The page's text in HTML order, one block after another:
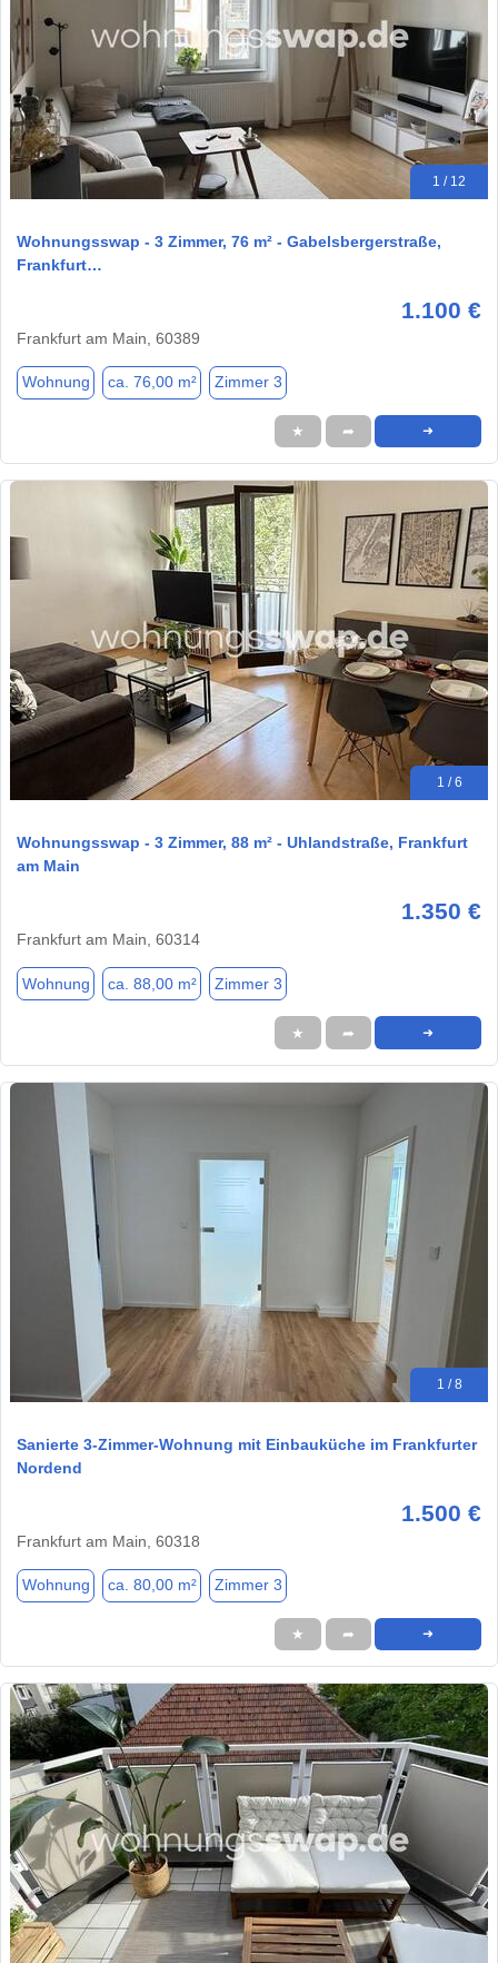
1 / 12
Wohnungsswap - 3 Zimmer, 76 m² - Gabelsbergerstraße,
Frankfurt…
1.100 €
Frankfurt am Main, 60389
Wohnung ca. 76,00 m² Zimmer 3
★ ➦ ➜
1 / 6
Wohnungsswap - 3 Zimmer, 88 m² - Uhlandstraße, Frankfurt
am Main
1.350 €
Frankfurt am Main, 60314
Wohnung ca. 88,00 m² Zimmer 3
★ ➦ ➜
1 / 8
Sanierte 3-Zimmer-Wohnung mit Einbauküche im Frankfurter
Nordend
1.500 €
Frankfurt am Main, 60318
Wohnung ca. 80,00 m² Zimmer 3
★ ➦ ➜